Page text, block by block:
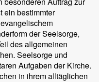
ein bestimmter
der Seelsorge,
des allgemeinen
Seelsorge und
Aufgaben der Kirche.
in ihrem alltäglichen